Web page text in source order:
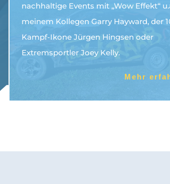
nachhaltige Events mit „Wow Effekt“
meinem Kollegen Garry Hayward, der
Kampf-Ikone Jürgen Hingsen oder
Extremsportler Joey Kelly.
Mehr